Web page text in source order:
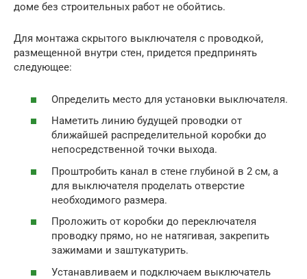
доме без строительных работ не обойтись.
Для монтажа скрытого выключателя с проводкой,
размещенной внутри стен, придется предпринять
следующее:
Определить место для установки выключателя.
Наметить линию будущей проводки от
ближайшей распределительной коробки до
непосредственной точки выхода.
Проштробить канал в стене глубиной в 2 см, а
для выключателя проделать отверстие
необходимого размера.
Проложить от коробки до переключателя
проводку прямо, но не натягивая, закрепить
зажимами и заштукатурить.
Устанавливаем и подключаем выключатель